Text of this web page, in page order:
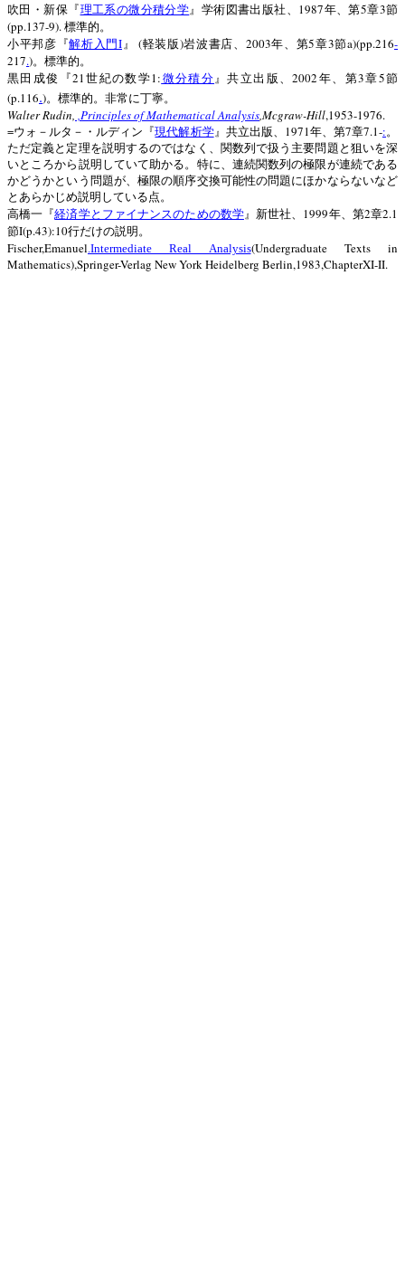
吹田・新保『理工系の微分積分学』学術図書出版社、 1987年、第5章3節
(pp.137-9). 標準的。
小平邦彦『解析入門I』 (軽装版)岩波書店、 2003年、第5章3節a)(pp.216-
217.)。標準的。
黒田成俊『21 世紀の数学1: 微分積分』共立出版、2002 年、第3章5節
(p.116.)。標準的。非常に丁寧。
Walter Rudin, ,Principles of Mathematical Analysis,Mcgraw-Hill,1953-1976.
=ウォ－ルタ－・ルディン『現代解析学』共立出版、 1971年、第7章7.1-:。
ただ定義と定理を説明するのではなく、関数列で扱う主要問題と狙いを深
いところから説明していて助かる。特に、連続関数列の極限が連続である
かどうかという問題が、極限の順序交換可能性の問題にほかならないなど
とあらかじめ説明している点。
高橋一『経済学とファイナンスのための数学』新世社、 1999年、第2章2.1
節I(p.43):10行だけの説明。
Fischer,Emanuel.Intermediate Real Analysis(Undergraduate Texts in
Mathematics),Springer-Verlag New York Heidelberg Berlin,1983,ChapterXI-II.